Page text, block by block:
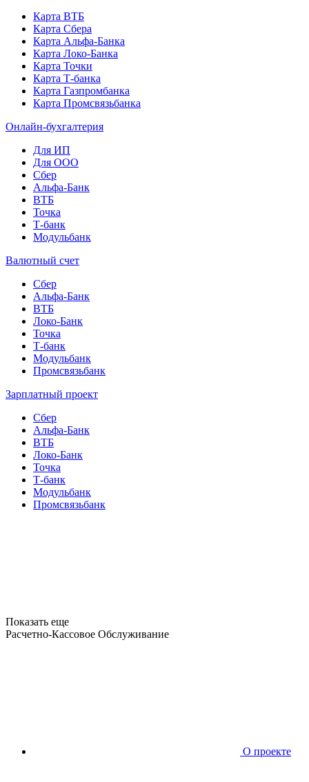
Карта ВТБ
Карта Сбера
Карта Альфа-Банка
Карта Локо-Банка
Карта Точки
Карта Т-банка
Карта Газпромбанка
Карта Промсвязьбанка
Онлайн-бухгалтерия
Для ИП
Для ООО
Сбер
Альфа-Банк
ВТБ
Точка
Т-банк
Модульбанк
Валютный счет
Сбер
Альфа-Банк
ВТБ
Локо-Банк
Точка
Т-банк
Модульбанк
Промсвязьбанк
Зарплатный проект
Сбер
Альфа-Банк
ВТБ
Локо-Банк
Точка
Т-банк
Модульбанк
Промсвязьбанк
Показать еще
Расчетно-Кассовое Обслуживание
О проекте